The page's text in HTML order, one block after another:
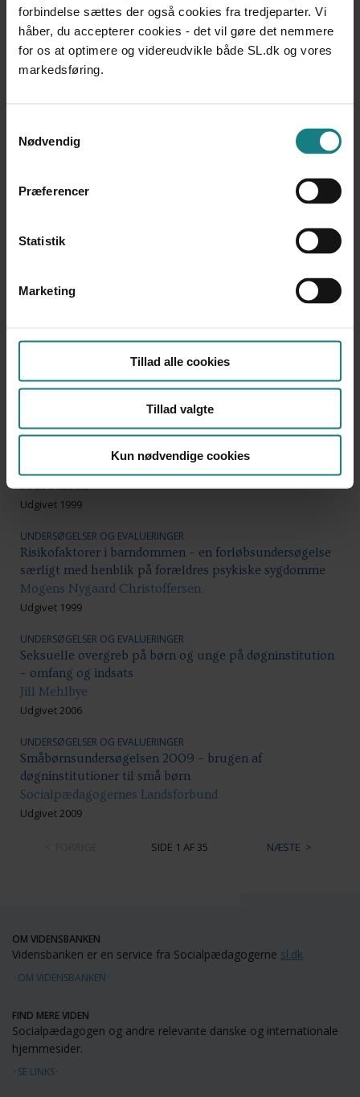
forbindelse sættes der også cookies fra tredjeparter. Vi
håber, du accepterer cookies - det vil gøre det nemmere
for os at optimere og videreudvikle både SL.dk og vores
markedsføring.
Nødvendig
Præferencer
Statistik
Marketing
Tillad alle cookies
Tillad valgte
Kun nødvendige cookies
UNDERSØGELSER OG EVALUERINGER
Fokus på – anbragte børn og unge med anden etnisk
baggrund end dansk
Nina Hannemann
Forældrebetaling for døgntilbud
foranstaltninger
døgninstitutioner og opholdssteder for børn og unge
Socialpædagogernes Landsforbund, LOS -
Landsforeningen af Opholdssteder, FADD - Foreningen
UNDERSØGELSER OG EVALUERINGER
Kvalitets- og metodeudvikling i børne- og ungesager
Poul Nissen
Udgivet 1999
UNDERSØGELSER OG EVALUERINGER
Risikofaktorer i barndommen – en forløbsundersøgelse
særligt med henblik på forældres psykiske sygdomme
Mogens Nygaard Christoffersen
Udgivet 1999
UNDERSØGELSER OG EVALUERINGER
Seksuelle overgreb på børn og unge på døgninstitution
– omfang og indsats
Jill Mehlbye
Udgivet 2006
UNDERSØGELSER OG EVALUERINGER
Småbørnsundersøgelsen 2009 – brugen af
døgninstitutioner til små børn
Socialpædagogernes Landsforbund
Udgivet 2009
SIDE 1 AF 35 NÆSTE
OM VIDENSBANKEN
Vidensbanken er en service fra Socialpædagogerne sl.dk
OM VIDENSBANKEN
FIND MERE VIDEN
Socialpædagogen og andre relevante danske og internationale
hjemmesider.
SE LINKS